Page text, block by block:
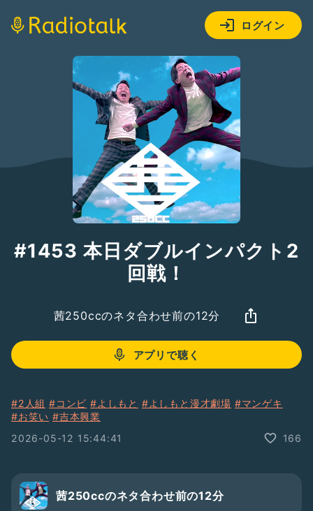
ログイン
#1453 本日ダブルインパクト2
回戦！
茜250ccのネタ合わせ前の12分
アプリで聴く
#2人組 #コンビ #よしもと #よしもと漫才劇場 #マンゲキ
#お笑い #吉本興業
2026-05-12 15:44:41
166
茜250ccのネタ合わせ前の12分